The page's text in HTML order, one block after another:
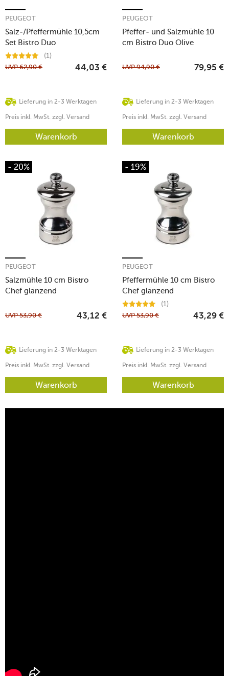
Salz-/Pfeffermühle 10,5cm
Set Bistro Duo
schwarz/weiss
PEUGEOT
(1)
Lieferung in 2-3 Werktagen
UVP62,90 € 44,03 €
Preis inkl. MwSt. zzgl. Versand
Warenkorb
Pfeffer- und Salzmühle 10
cm Bistro Duo Olive
PEUGEOT
Lieferung in 2-3 Werktagen
UVP94,90 € 79,95 €
Preis inkl. MwSt. zzgl. Versand
Warenkorb
- 20%
Salzmühle 10 cm Bistro
Chef glänzend
PEUGEOT
Lieferung in 2-3 Werktagen
UVP53,90 € 43,12 €
Preis inkl. MwSt. zzgl. Versand
Warenkorb
- 19%
Pfeffermühle 10 cm Bistro
Chef glänzend
PEUGEOT
(1)
Lieferung in 2-3 Werktagen
UVP53,90 € 43,29 €
Preis inkl. MwSt. zzgl. Versand
Warenkorb